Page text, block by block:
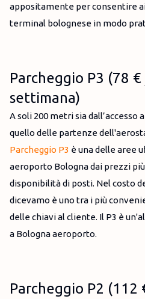
appositamente per consentire
terminal bolognese in modo
Parcheggio P3 (78
settimana)
A soli 200 metri sia dall’accesso
quello delle partenze
Parcheggio P3 è una delle aree
aeroporto Bologna dai prezzi
disponibilità di posti. Nel costo
dicevamo è uno tra i più
delle chiavi al cliente. Il P3 è
a Bologna aeroporto.
Parcheggio P2 (112